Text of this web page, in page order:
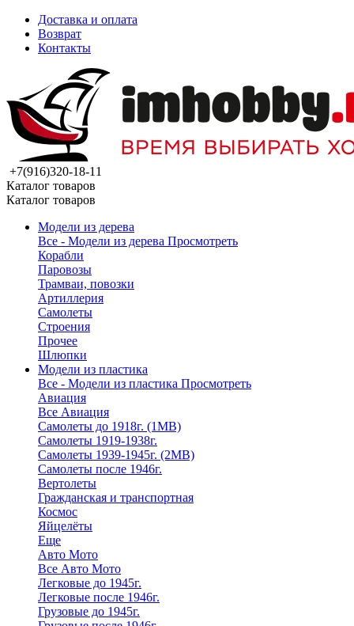
Доставка и оплата
Возврат
Контакты
+7(916)320-18-11
Каталог товаров
Каталог товаров
Модели из дерева
Все - Модели из дерева Просмотреть
Корабли
Паровозы
Трамваи, повозки
Артиллерия
Самолеты
Строения
Прочее
Шлюпки
Модели из пластика
Все - Модели из пластика Просмотреть
Авиация
Все Авиация
Самолеты до 1918г. (1МВ)
Самолеты 1919-1938г.
Самолеты 1939-1945г. (2МВ)
Самолеты после 1946г.
Вертолеты
Гражданская и транспортная
Космос
Яйцелёты
Еще
Авто Мото
Все Авто Мото
Легковые до 1945г.
Легковые после 1946г.
Грузовые до 1945г.